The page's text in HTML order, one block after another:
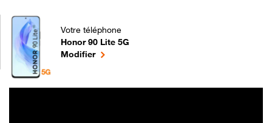
Votre téléphone
Honor 90 Lite 5G
Comment libérer de l'espace sur votre mobile
Modifierle téléphone sélectionné